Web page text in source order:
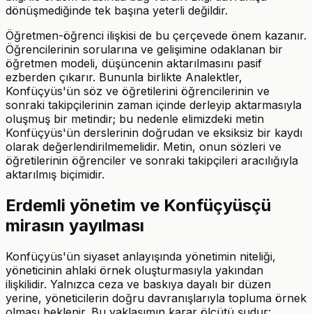
dönüşmediğinde tek başına yeterli değildir.
Öğretmen-öğrenci ilişkisi de bu çerçevede önem kazanır.
Öğrencilerinin sorularına ve gelişimine odaklanan bir
öğretmen modeli, düşüncenin aktarılmasını pasif
ezberden çıkarır. Bununla birlikte Analektler,
Konfüçyüs'ün söz ve öğretilerini öğrencilerinin ve
sonraki takipçilerinin zaman içinde derleyip aktarmasıyla
oluşmuş bir metindir; bu nedenle elimizdeki metin
Konfüçyüs'ün derslerinin doğrudan ve eksiksiz bir kaydı
olarak değerlendirilmemelidir. Metin, onun sözleri ve
öğretilerinin öğrenciler ve sonraki takipçileri aracılığıyla
aktarılmış biçimidir.
Erdemli yönetim ve Konfüçyüsçü
mirasın yayılması
Konfüçyüs'ün siyaset anlayışında yönetimin niteliği,
yöneticinin ahlaki örnek oluşturmasıyla yakından
ilişkilidir. Yalnızca ceza ve baskıya dayalı bir düzen
yerine, yöneticilerin doğru davranışlarıyla topluma örnek